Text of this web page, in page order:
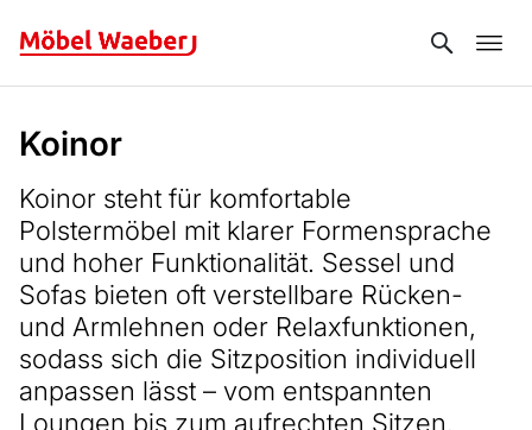
Koinor
Koinor steht für komfortable
Polstermöbel mit klarer Formensprache
und hoher Funktionalität. Sessel und
Sofas bieten oft verstellbare Rücken-
und Armlehnen oder Relaxfunktionen,
sodass sich die Sitzposition individuell
anpassen lässt – vom entspannten
Loungen bis zum aufrechten Sitzen.